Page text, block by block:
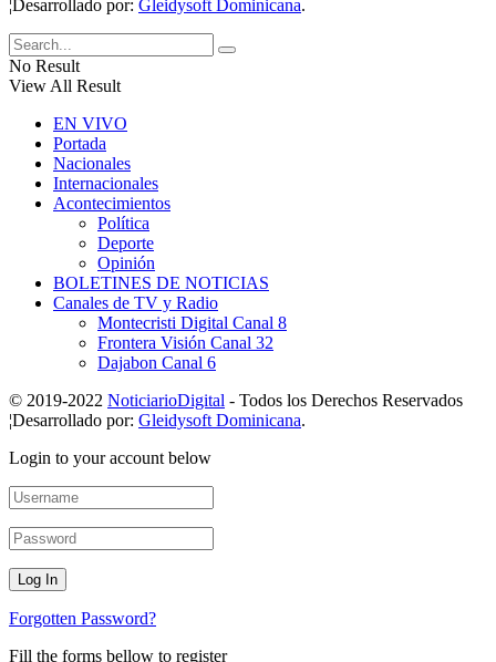
¦Desarrollado por: Gleidysoft Dominicana.
No Result
View All Result
EN VIVO
Portada
Nacionales
Internacionales
Acontecimientos
Política
Deporte
Opinión
BOLETINES DE NOTICIAS
Canales de TV y Radio
Montecristi Digital Canal 8
Frontera Visión Canal 32
Dajabon Canal 6
© 2019-2022 NoticiarioDigital - Todos los Derechos Reservados
¦Desarrollado por: Gleidysoft Dominicana.
Login to your account below
Forgotten Password?
Fill the forms bellow to register